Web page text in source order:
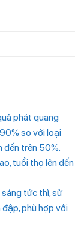
phát quang
so với loại
đến trên 50%.
tuổi thọ lên đến
tức thì, sử
phù hợp với